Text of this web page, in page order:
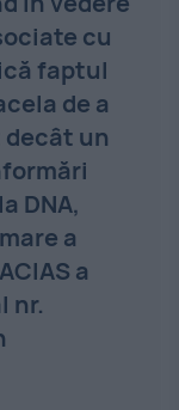
cu
faptul
de a
un
DNA,
a
a
nr.